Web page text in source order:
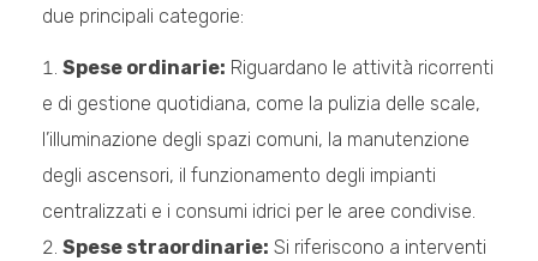
due principali categorie:
Spese ordinarie: Riguardano le attività ricorrenti
e di gestione quotidiana, come la pulizia delle scale,
l’illuminazione degli spazi comuni, la manutenzione
degli ascensori, il funzionamento degli impianti
centralizzati e i consumi idrici per le aree condivise.
Spese straordinarie: Si riferiscono a interventi